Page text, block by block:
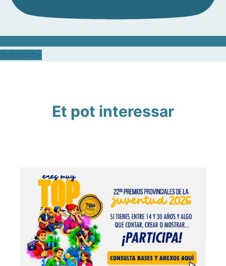
Et pot interessar